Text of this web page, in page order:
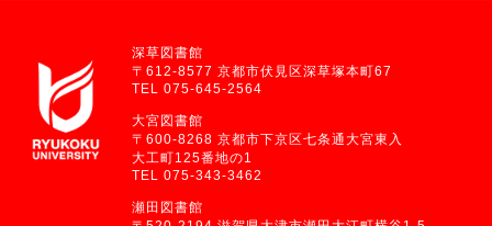
深草図書館
〒612-8577 京都市伏見区深草塚本町67
TEL 075-645-2564
大宮図書館
〒600-8268 京都市下京区七条通大宮東入
大工町125番地の1
TEL 075-343-3462
瀬田図書館